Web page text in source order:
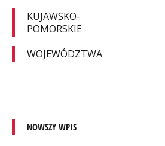
KUJAWSKO-
POMORSKIE
WOJEWÓDZTWA
NOWSZY WPIS